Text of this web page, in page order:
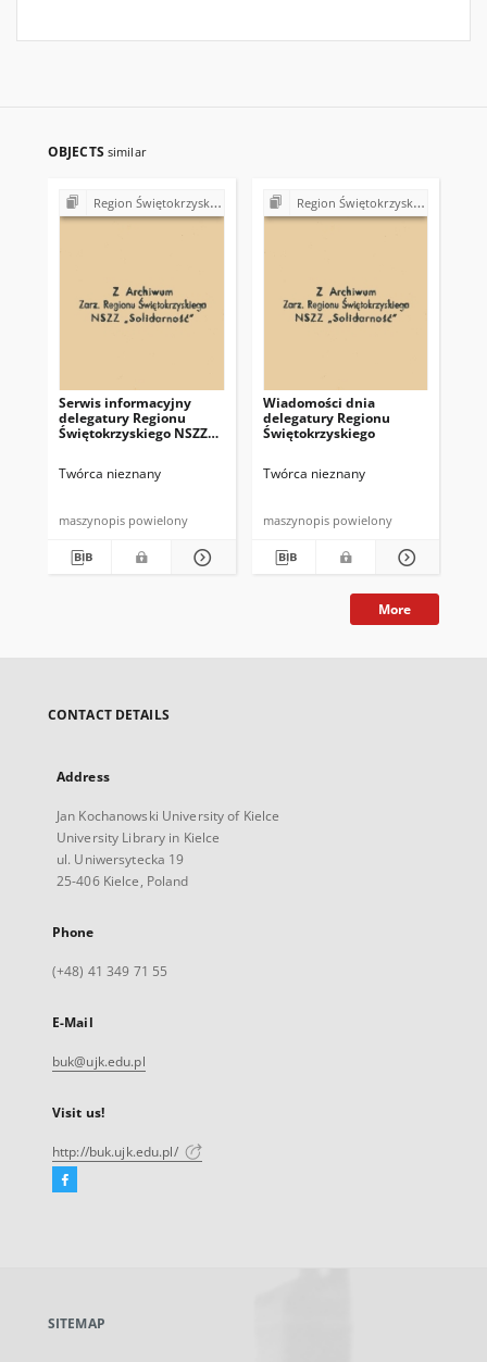
OBJECTS similar
Region Świętokrzyski NSZZ "Solidarność". Delegatura Starachowice
Serwis informacyjny
delegatury Regionu
Świętokrzyskiego NSZZ
Twórca nieznany
maszynopis powielony
Region Świętokrzyski NSZZ "Solidarność". Delegatura Starachowice
Wiadomości dnia
delegatury Regionu
Świętokrzyskiego
Twórca nieznany
maszynopis powielony
More
CONTACT DETAILS
Address
Jan Kochanowski University of Kielce
University Library in Kielce
ul. Uniwersytecka 19
25-406 Kielce, Poland
Phone
(+48) 41 349 71 55
E-Mail
buk@ujk.edu.pl
Visit us!
http://buk.ujk.edu.pl/
Facebook
new
SITEMAP